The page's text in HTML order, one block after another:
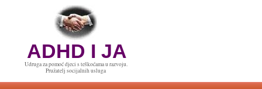
ADHD I JA
Udruga za pomoć djeci s teškoćama u razvoju.
Pružatelj socijalnih usluga